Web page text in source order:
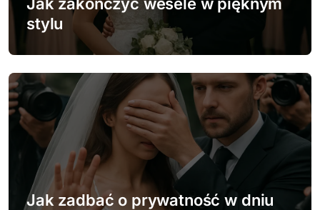
p
i
s
u
stylu
Jak zadbać o prywatność w dniu